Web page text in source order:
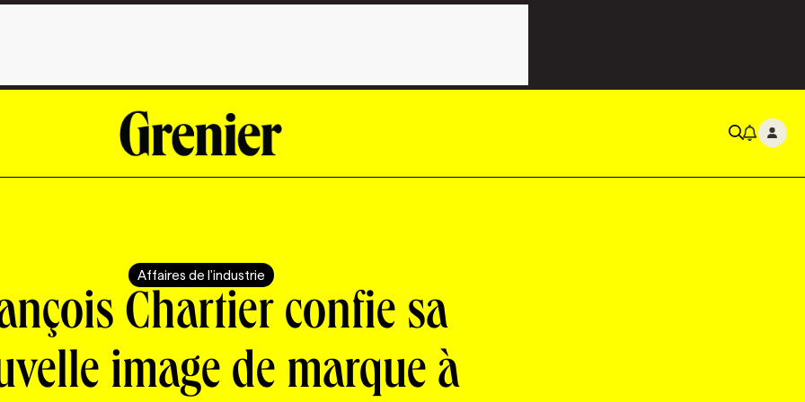
Affaires de l'industrie
Chartier confie sa
image de marque à